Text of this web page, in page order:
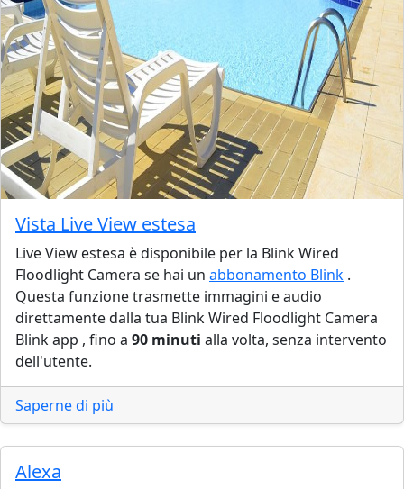
Vista Live View estesa
Live View estesa è disponibile per la Blink Wired
Floodlight Camera se hai un abbonamento Blink .
Questa funzione trasmette immagini e audio
direttamente dalla tua Blink Wired Floodlight Camera
Blink app , fino a 90 minuti alla volta, senza intervento
dell'utente.
Saperne di più
Alexa